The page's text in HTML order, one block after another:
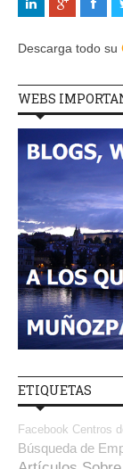
Descarga todo su
WEBS
ETIQUETAS
Facebook Centros
Búsqueda de